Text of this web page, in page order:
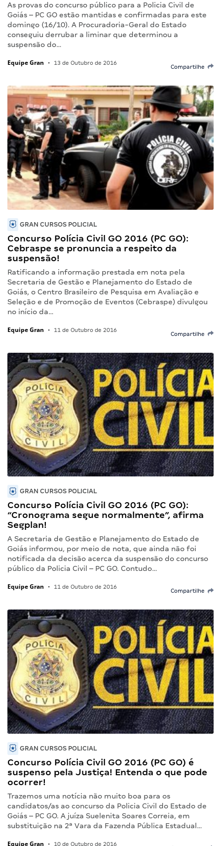
As provas do concurso público para a Policia Civil de
Goiás – PC GO estão mantidas e confirmadas para este
domingo (16/10). A Procuradoria‐Geral do Estado
conseguiu derrubar a liminar que determinou a
suspensão do…
Equipe Gran • 13 de Outubro de 2016
Compartilhe
GRAN CURSOS POLICIAL
Concurso Polícia Civil GO 2016 (PC GO):
Cebraspe se pronuncia a respeito da
suspensão!
Ratificando a informação prestada em nota pela
Secretaria de Gestão e Planejamento do Estado de
Goiás, o Centro Brasileiro de Pesquisa em Avaliação e
Seleção e de Promoção de Eventos (Cebraspe) divulgou
no início da…
Equipe Gran • 11 de Outubro de 2016
Compartilhe
GRAN CURSOS POLICIAL
Concurso Polícia Civil GO 2016 (PC GO):
“Cronograma segue normalmente”, afirma
Segplan!
A Secretaria de Gestão e Planejamento do Estado de
Goiás informou, por meio de nota, que ainda não foi
notificada da decisão acerca da suspensão do concurso
público da Policia Civil – PC GO. Contudo…
Equipe Gran • 11 de Outubro de 2016
Compartilhe
GRAN CURSOS POLICIAL
Concurso Polícia Civil GO 2016 (PC GO) é
suspenso pela Justiça! Entenda o que pode
ocorrer!
Trazemos uma notícia não muito boa para os
candidatos/as ao concurso da Policia Civil do Estado de
Goiás – PC GO. A juíza Suelenita Soares Correia, em
substituição na 2ª Vara da Fazenda Pública Estadual…
Equipe Gran • 10 de Outubro de 2016